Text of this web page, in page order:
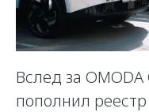
Вслед за
пополнил